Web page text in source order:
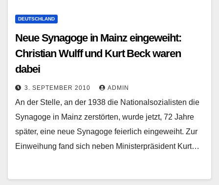
DEUTSCHLAND
Neue Synagoge in Mainz eingeweiht:
Christian Wulff und Kurt Beck waren
dabei
3. SEPTEMBER 2010 ADMIN
An der Stelle, an der 1938 die Nationalsozialisten die
Synagoge in Mainz zerstörten, wurde jetzt, 72 Jahre
später, eine neue Synagoge feierlich eingeweiht. Zur
Einweihung fand sich neben Ministerpräsident Kurt…